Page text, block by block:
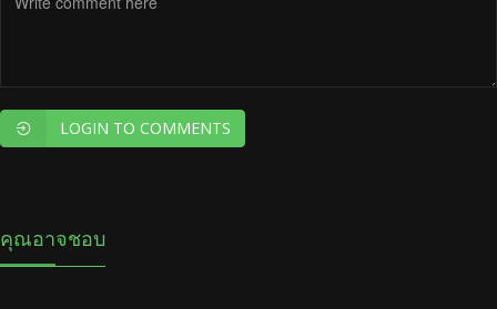
LOGIN TO COMMENTS
คุณอาจชอบ